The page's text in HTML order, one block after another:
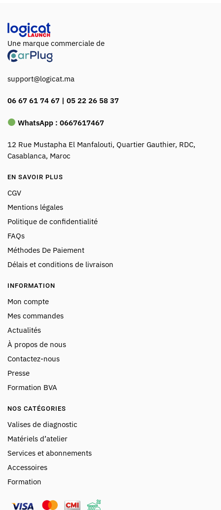
Une marque commerciale de
support@logicat.ma
06 67 61 74 67 | 05 22 26 58 37
WhatsApp : 0667617467
12 Rue Mustapha El Manfalouti, Quartier Gauthier, RDC,
Casablanca, Maroc
EN SAVOIR PLUS
CGV
Mentions légales
Politique de confidentialité
FAQs
Méthodes De Paiement
Délais et conditions de livraison
INFORMATION
Mon compte
Mes commandes
Actualités
À propos de nous
Contactez-nous
Presse
Formation BVA
NOS CATÉGORIES
Valises de diagnostic
Matériels d’atelier
Services et abonnements
Accessoires
Formation